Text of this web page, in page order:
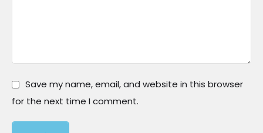
Save my name, email, and website in this browser
for the next time I comment.